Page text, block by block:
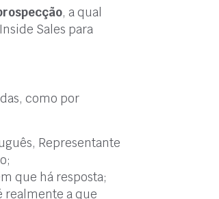
, a qual
Sales para
como por
Representante
que há resposta;
realmente a que